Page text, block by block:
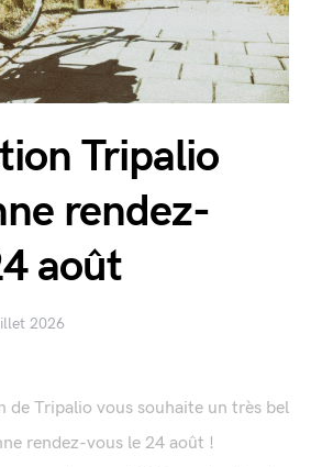
Tripalio
rendez-
août
2026
de Tripalio vous souhaite un très bel
rendez-vous le 24 août !